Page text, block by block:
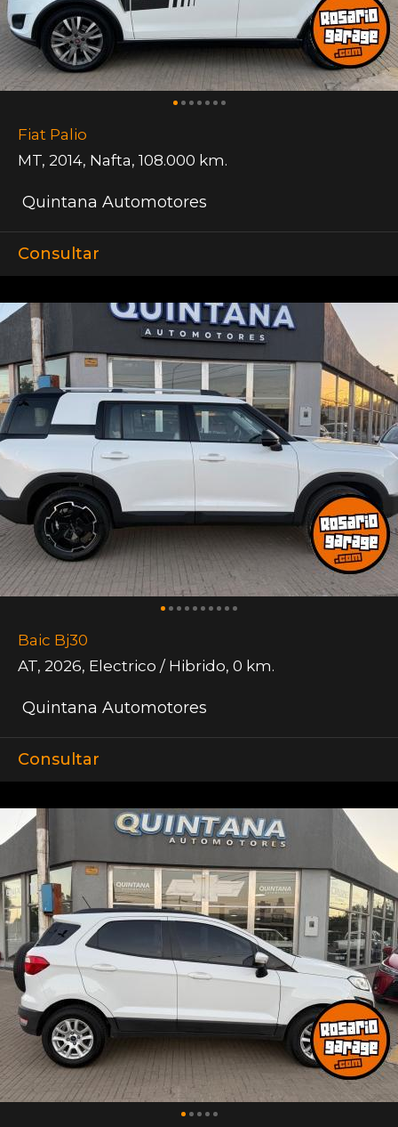
Fiat Palio
MT, 2014, Nafta, 108.000 km.
Quintana Automotores
Consultar
Baic Bj30
AT, 2026, Electrico / Hibrido, 0 km.
Quintana Automotores
Consultar